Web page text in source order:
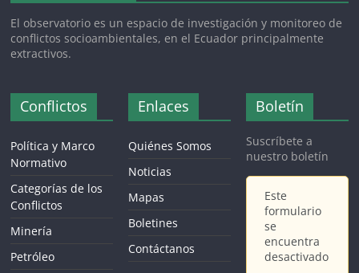
El observatorio es un espacio de investigación y monitoreo de
conflictos socioambientales, en el Ecuador principalmente
extractivos.
Conflictos
Política y Marco
Normativo
Categorías de los
Conflictos
Minería
Petróleo
Enlaces
Quiénes Somos
Noticias
Mapas
Boletines
Contáctanos
Boletín
Suscríbete a
nuestro boletín
Este
formulario
se
encuentra
desactivado